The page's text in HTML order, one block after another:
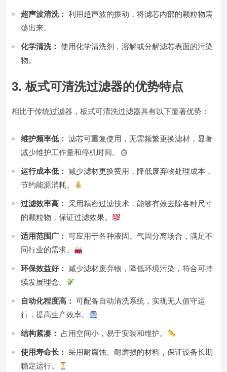
超声波清洗： 利用超声波的振动，将滤芯内部的颗粒物震
荡出来。
化学清洗： 使用化学清洗剂，溶解或分解滤芯表面的污染
物。
3. 板式可清洗过滤器的优势特点
相比于传统过滤器，板式可清洗过滤器具有以下显著优势：
维护频率低： 滤芯可重复使用，无需频繁更换滤材，显著
减少维护工作量和停机时间。
运行成本低： 减少滤材更换费用，降低废弃物处理成本，
节约能源消耗。
过滤效率高： 采用精密过滤技术，能够有效去除各种尺寸
的颗粒物，保证过滤效果。
适用范围广： 可应用于各种液固、气固分离场合，满足不
同行业的需求。
环保效益好： 减少滤材废弃物，降低环境污染，符合可持
续发展理念。
自动化程度高： 可配备自动清洗系统，实现无人值守运
行，提高生产效率。
结构紧凑： 占用空间小，易于安装和维护。
使用寿命长： 采用耐腐蚀、耐磨损的材料，保证设备长期
稳定运行。